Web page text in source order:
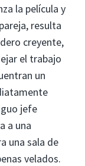
la película y
resulta
creyente,
el trabajo
un
jefe
a una
una sala de
velados.